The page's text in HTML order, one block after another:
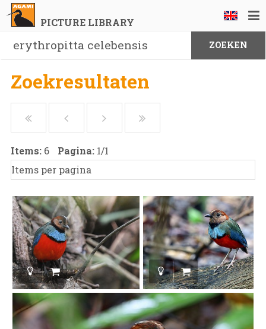
PICTURE LIBRARY
Zoekresultaten
Items: 6 Pagina: 1/1